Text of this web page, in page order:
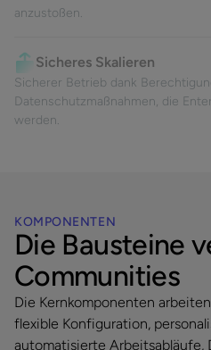
anzustoßen.
Sicheres Skalieren
Sicherer Betrieb dank
Datenschutzmaßnahmen, die
werden.
KOMPONENTEN
Die Bausteine
Communities
Die Kernkomponenten
flexible Konfiguration,
automatisierte Arbeitsabläufe,